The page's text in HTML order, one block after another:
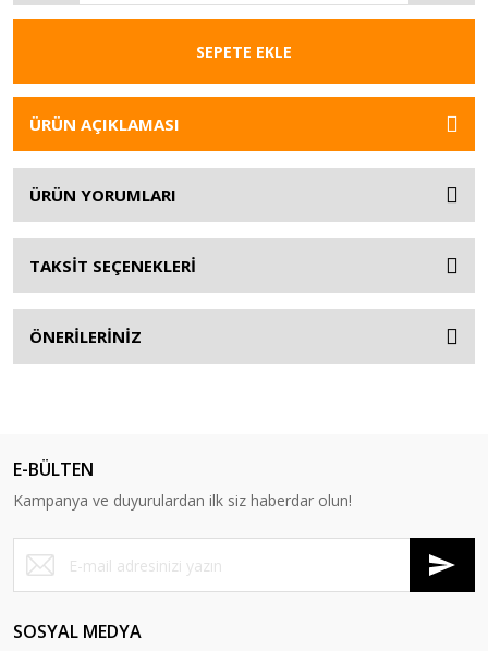
SEPETE EKLE
ÜRÜN AÇIKLAMASI
ÜRÜN YORUMLARI
TAKSİT SEÇENEKLERİ
ÖNERİLERİNİZ
E-BÜLTEN
Kampanya ve duyurulardan ilk siz haberdar olun!
SOSYAL MEDYA